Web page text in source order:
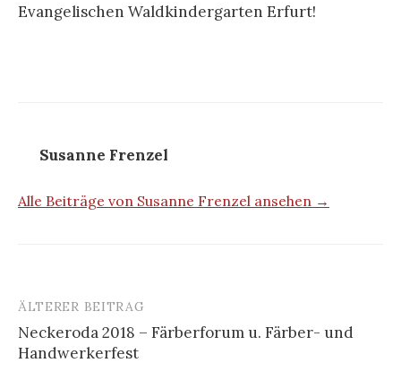
Evangelischen Waldkindergarten Erfurt!
Susanne Frenzel
Alle Beiträge von Susanne Frenzel ansehen →
Beitrags-
Navigation
ÄLTERER BEITRAG
Neckeroda 2018 – Färberforum u. Färber- und
Handwerkerfest